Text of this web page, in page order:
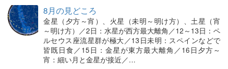
8月の見どころ
金星（夕方～宵）、火星（未明～明け方）、土星（宵
～明け方）／2日：水星が西方最大離角／12～13日：ペ
ルセウス座流星群が極大／13日未明：スペインなどで
皆既日食／15日：金星が東方最大離角／16日夕方～
宵：細い月と金星が接近／…